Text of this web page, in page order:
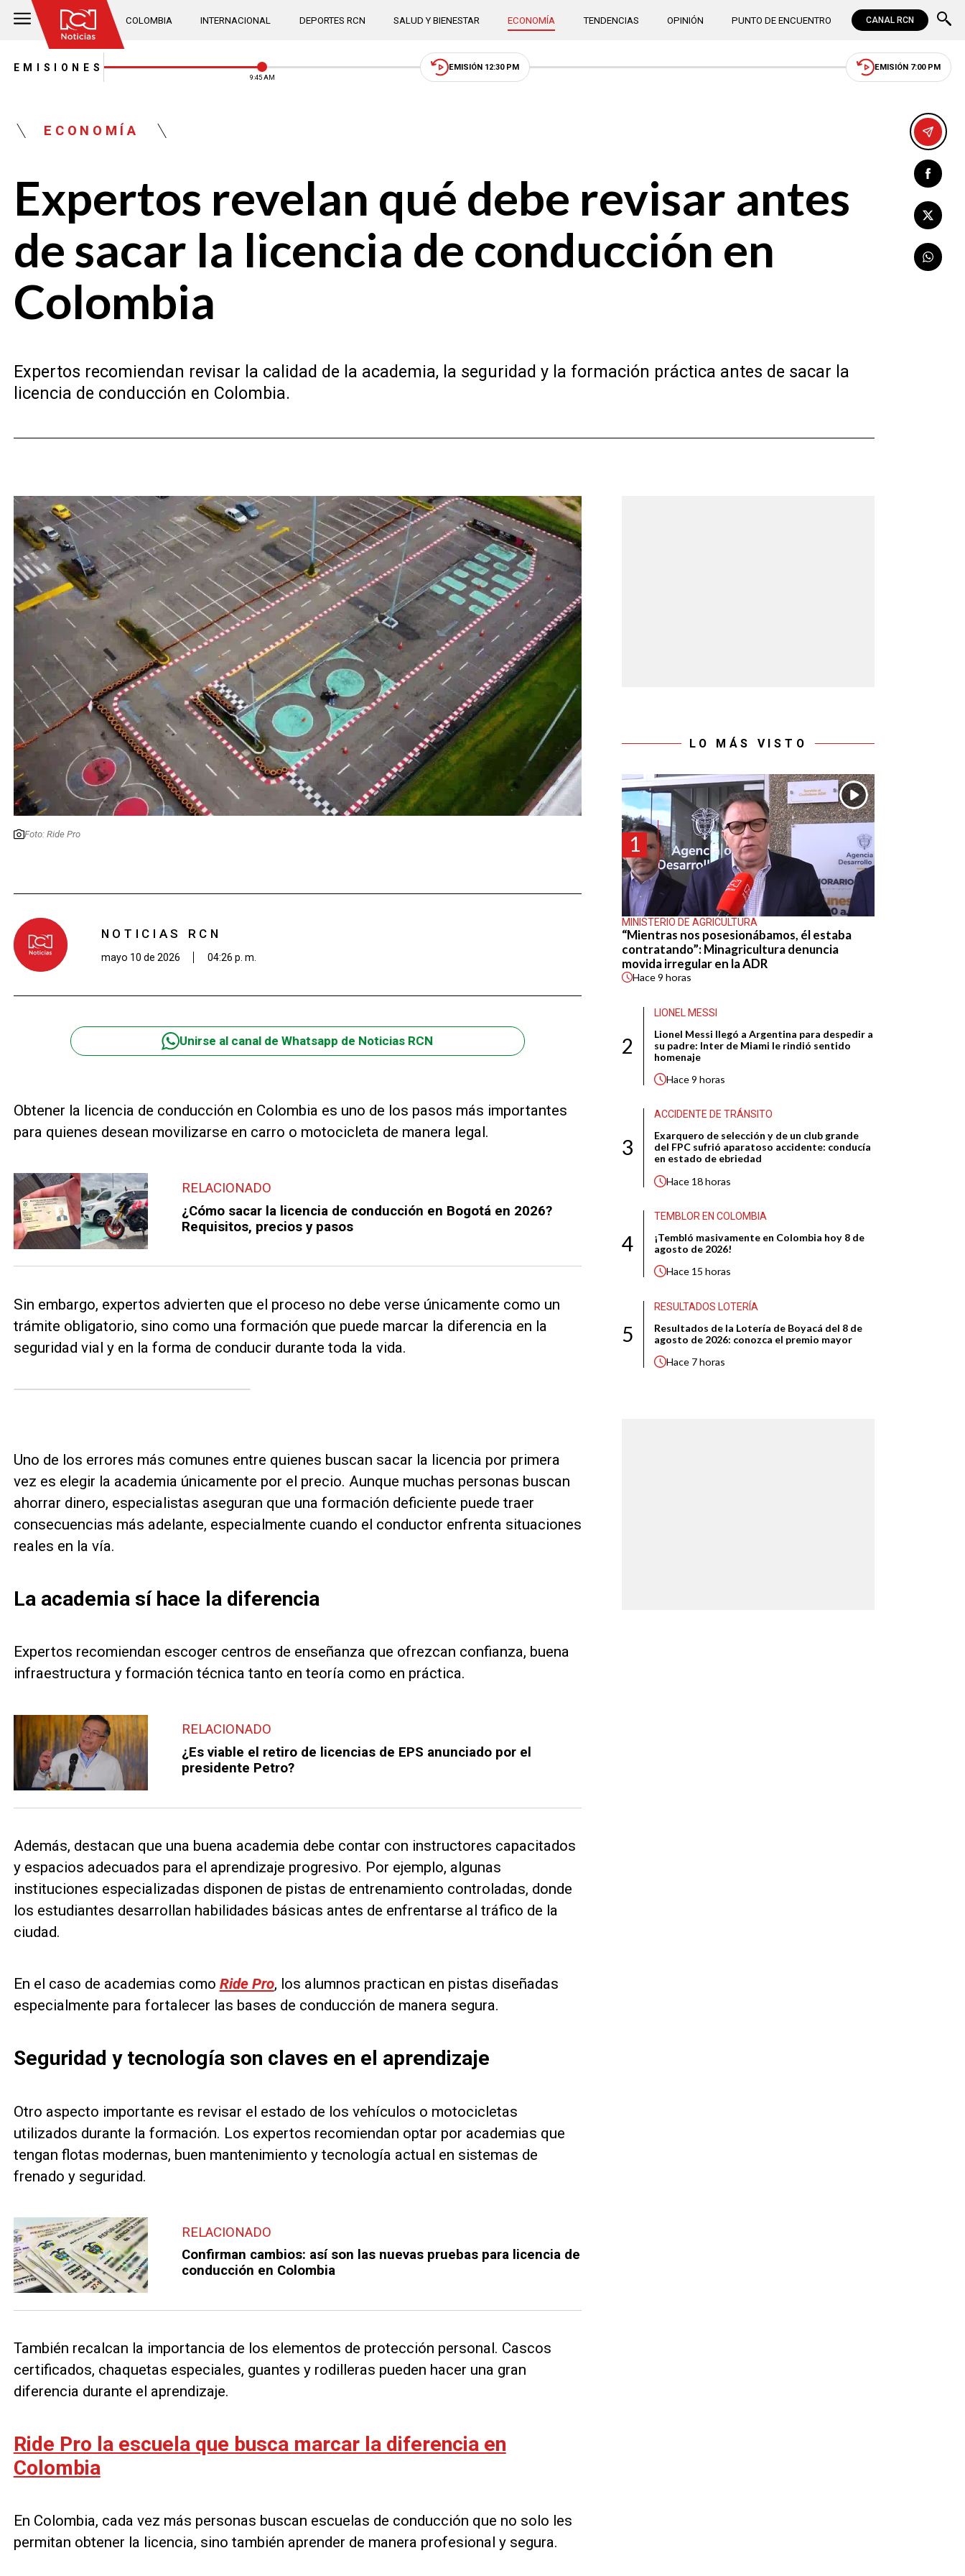
COLOMBIA INTERNACIONAL DEPORTES RCN SALUD Y BIENESTAR ECONOMÍA TENDENCIAS OPINIÓN PUNTO DE ENCUENTRO CANAL RCN
EMISIONES
9:46 AM
EMISIÓN 12:30 PM EMISIÓN 7:00 PM
ECONOMÍA
Expertos revelan qué debe revisar antes
de sacar la licencia de conducción en
Colombia
Expertos recomiendan revisar la calidad de la academia, la seguridad y la formación práctica antes de sacar la
licencia de conducción en Colombia.
Foto: Ride Pro
NOTICIAS RCN
mayo 10 de 2026 04:26 p. m.
Unirse al canal de Whatsapp de Noticias RCN
Obtener la licencia de conducción en Colombia es uno de los pasos más importantes
para quienes desean movilizarse en carro o motocicleta de manera legal.
RELACIONADO
¿Cómo sacar la licencia de conducción en Bogotá en 2026?
Requisitos, precios y pasos
Sin embargo, expertos advierten que el proceso no debe verse únicamente como un
trámite obligatorio, sino como una formación que puede marcar la diferencia en la
seguridad vial y en la forma de conducir durante toda la vida.
Uno de los errores más comunes entre quienes buscan sacar la licencia por primera
vez es elegir la academia únicamente por el precio. Aunque muchas personas buscan
ahorrar dinero, especialistas aseguran que una formación deficiente puede traer
consecuencias más adelante, especialmente cuando el conductor enfrenta situaciones
reales en la vía.
La academia sí hace la diferencia
Expertos recomiendan escoger centros de enseñanza que ofrezcan confianza, buena
infraestructura y formación técnica tanto en teoría como en práctica.
RELACIONADO
¿Es viable el retiro de licencias de EPS anunciado por el
presidente Petro?
Además, destacan que una buena academia debe contar con instructores capacitados
y espacios adecuados para el aprendizaje progresivo. Por ejemplo, algunas
instituciones especializadas disponen de pistas de entrenamiento controladas, donde
los estudiantes desarrollan habilidades básicas antes de enfrentarse al tráfico de la
ciudad.
En el caso de academias como Ride Pro, los alumnos practican en pistas diseñadas
especialmente para fortalecer las bases de conducción de manera segura.
Seguridad y tecnología son claves en el aprendizaje
Otro aspecto importante es revisar el estado de los vehículos o motocicletas
utilizados durante la formación. Los expertos recomiendan optar por academias que
tengan flotas modernas, buen mantenimiento y tecnología actual en sistemas de
frenado y seguridad.
RELACIONADO
Confirman cambios: así son las nuevas pruebas para licencia de
conducción en Colombia
También recalcan la importancia de los elementos de protección personal. Cascos
certificados, chaquetas especiales, guantes y rodilleras pueden hacer una gran
diferencia durante el aprendizaje.
Ride Pro la escuela que busca marcar la diferencia en
Colombia
En Colombia, cada vez más personas buscan escuelas de conducción que no solo les
permitan obtener la licencia, sino también aprender de manera profesional y segura.
LO MÁS VISTO
1
MINISTERIO DE AGRICULTURA
“Mientras nos posesionábamos, él estaba
contratando”: Minagricultura denuncia
movida irregular en la ADR
Hace9 horas
2
LIONEL MESSI
Lionel Messi llegó a Argentina para despedir a
su padre: Inter de Miami le rindió sentido
homenaje
Hace9 horas
3
ACCIDENTE DE TRÁNSITO
Exarquero de selección y de un club grande
del FPC sufrió aparatoso accidente: conducía
en estado de ebriedad
Hace 18 horas
4
TEMBLOR EN COLOMBIA
¡Tembló masivamente en Colombia hoy 8 de
agosto de 2026!
Hace 15 horas
5
RESULTADOS LOTERÍA
Resultados de la Lotería de Boyacá del 8 de
agosto de 2026: conozca el premio mayor
Hace 7 horas